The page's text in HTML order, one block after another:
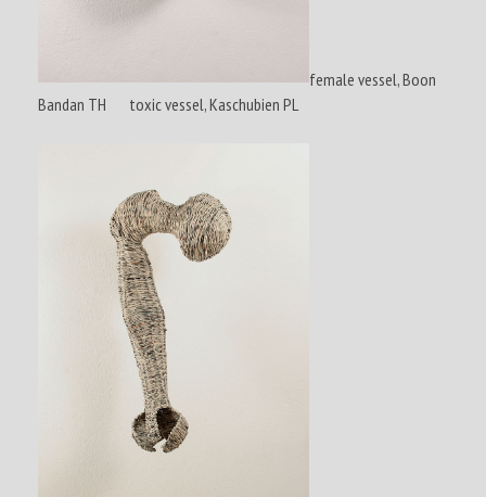
female vessel, Boon
Bandan TH toxic vessel, Kaschubien PL